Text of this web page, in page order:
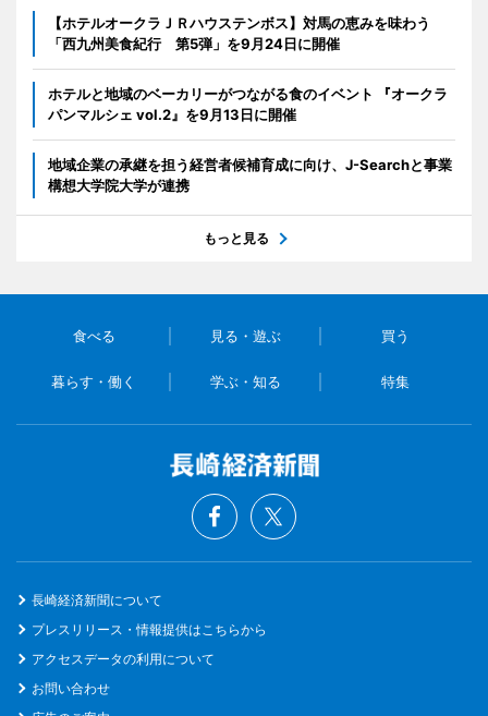
【ホテルオークラＪＲハウステンボス】対馬の恵みを味わう
「西九州美食紀行 第5弾」を9月24日に開催
ホテルと地域のベーカリーがつながる食のイベント 『オークラ
パンマルシェ vol.2』を9月13日に開催
地域企業の承継を担う経営者候補育成に向け、J-Searchと事業
構想大学院大学が連携
もっと見る
食べる 見る・遊ぶ 買う
暮らす・働く 学ぶ・知る 特集
長崎経済新聞について
プレスリリース・情報提供はこちらから
アクセスデータの利用について
お問い合わせ